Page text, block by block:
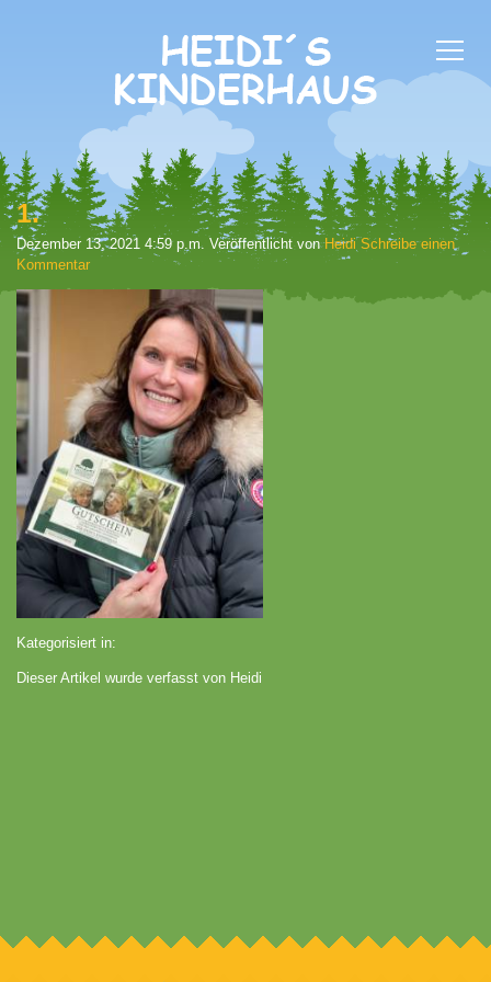
1.
Dezember 13, 2021 4:59 p.m. Veröffentlicht vonHeidi Schreibe einen
Kommentar
Kategorisiert in:
Dieser Artikel wurde verfasst von Heidi